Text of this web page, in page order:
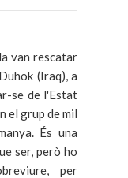
van rescatar
(Iraq), a
se de l'Estat
el grup de mil
És una
ser, però ho
per